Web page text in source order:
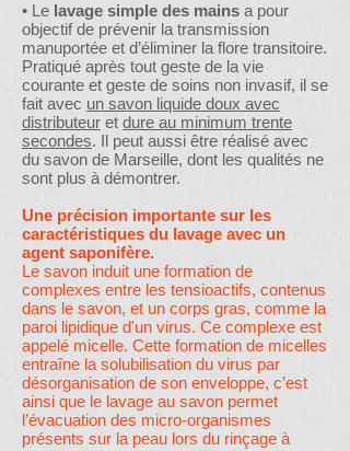
• Le lavage simple des mains a pour
objectif de prévenir la transmission
manuportée et d’éliminer la flore transitoire.
Pratiqué après tout geste de la vie
courante et geste de soins non invasif, il se
fait avec un savon liquide doux avec
distributeur et dure au minimum trente
secondes. Il peut aussi être réalisé avec
du savon de Marseille, dont les qualités ne
sont plus à démontrer.
Une précision importante sur les
caractéristiques du lavage avec un
agent saponifère.
Le savon induit une formation de
complexes entre les tensioactifs, contenus
dans le savon, et un corps gras, comme la
paroi lipidique d'un virus. Ce complexe est
appelé micelle. Cette formation de micelles
entraîne la solubilisation du virus par
désorganisation de son enveloppe, c’est
ainsi que le lavage au savon permet
l’évacuation des micro-organismes
présents sur la peau lors du rinçage à